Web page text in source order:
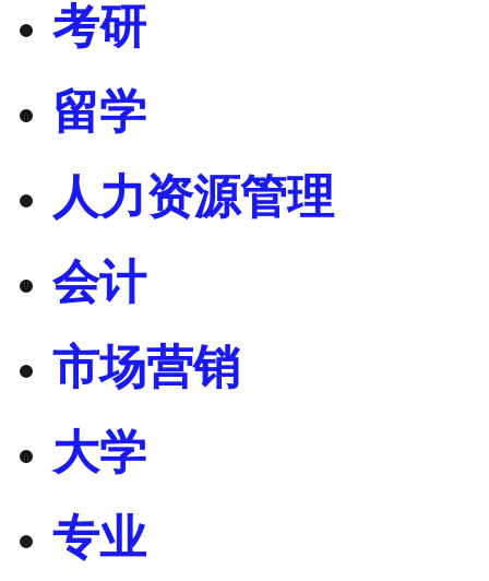
考研
留学
人力资源管理
会计
市场营销
大学
专业